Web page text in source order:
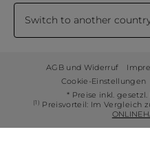
Switch to another
AGB und Widerruf
Cookie-Einstellungen
* Preise inkl.
(1) Preisvorteil: Im Vergleich